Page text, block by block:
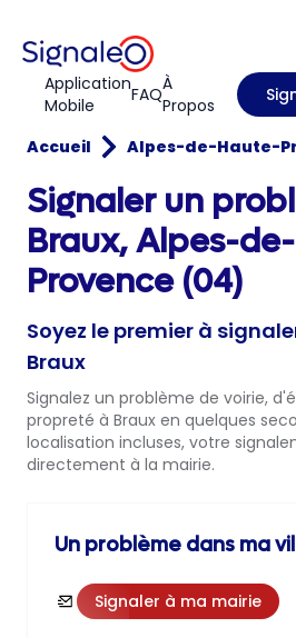
Application
Mobile
FAQÀ
Propos
Accueil Alpes-de-Haute-
Signaler un
Braux, Alpes-
Provence (04)
Soyez le premier à
Braux
Signalez un problème de voirie,
propreté à Braux en quelques
localisation incluses, votre
directement à la mairie.
Un problème dans ma
Signaler à ma mairie